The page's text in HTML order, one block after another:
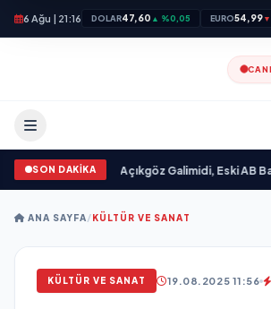
6 Ağu | 21:16 DOLAR47,60 ▲ %0,05 EURO54,99
SON DAKİKA
•Ali Emre Açıkgöz Galimidi, Eski AB
ANA SAYFA/KÜLTÜR VE SANAT
KÜLTÜR VE SANAT 19.08.2025 11:56